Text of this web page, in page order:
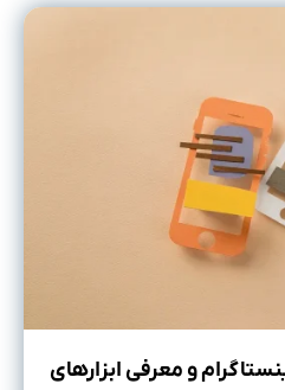
و معرفی ابزارهای